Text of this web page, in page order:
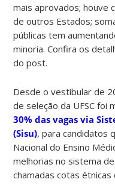
mais aprovados; houve
de outros Estados;
públicas tem
minoria. Confira os
do post.
Desde o vestibular de
de seleção da UFSC foi
30% das vagas via
(Sisu), para candidatos
Nacional do Ensino
melhorias no sistema
chamadas cotas étnicas